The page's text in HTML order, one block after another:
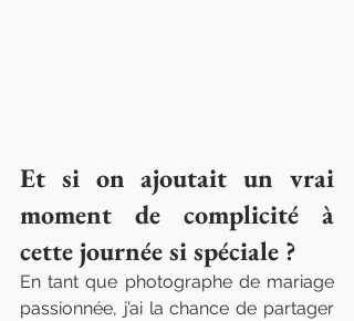
Et si on ajoutait un vrai
moment de complicité à
cette journée si spéciale ?
En tant que photographe de mariage
passionnée, j’ai la chance de partager